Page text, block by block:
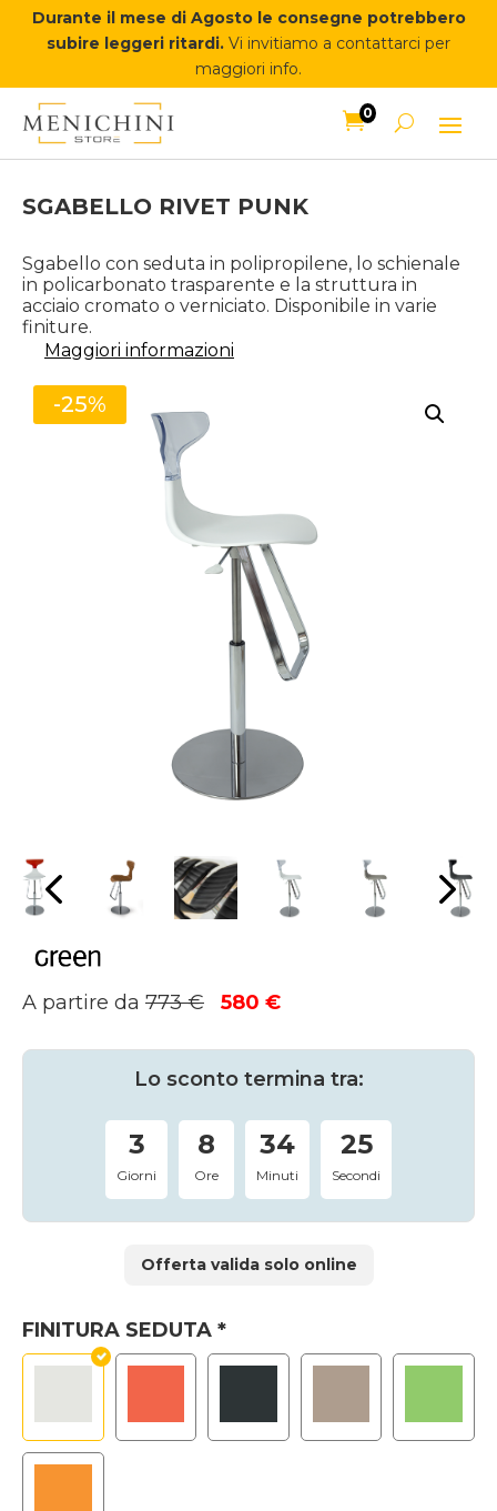
Durante il mese di Agosto le consegne potrebbero
subire leggeri ritardi. Vi invitiamo a contattarci per
maggiori info.
0
SGABELLO RIVET PUNK
Sgabello con seduta in polipropilene, lo schienale
in policarbonato trasparente e la struttura in
acciaio cromato o verniciato. Disponibile in varie
finiture.
Maggiori informazioni
-25%
A partire da 773€
Il
originale
era:
580 €Il
attuale
è:
Lo sconto termina tra:
3
Giorni
8
Ore
34
Minuti
25
Secondi
Offerta valida solo online
FINITURA SEDUTA *